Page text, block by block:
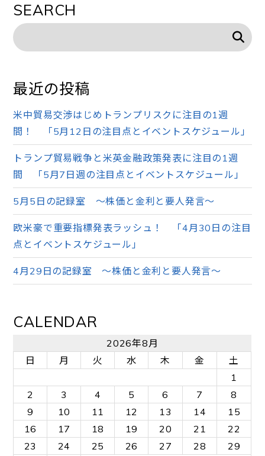
SEARCH
最近の投稿
米中貿易交渉はじめトランプリスクに注目の1週
間！ 「5月12日の注目点とイベントスケジュール」
トランプ貿易戦争と米英金融政策発表に注目の1週
間 「5月7日週の注目点とイベントスケジュール」
5月5日の記録室 ～株価と金利と要人発言～
欧米豪で重要指標発表ラッシュ！ 「4月30日の注目
点とイベントスケジュール」
4月29日の記録室 ～株価と金利と要人発言～
CALENDAR
2026年8月
日
月 火 水 木 金
土
1
2
3 4 5 6 7
8
9
10 11 12 13 14
15
16
17 18 19 20 21
22
23
24 25 26 27 28
29